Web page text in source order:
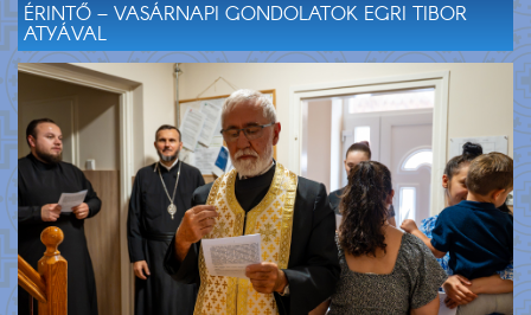
ÉRINTŐ – VASÁRNAPI GONDOLATOK EGRI TIBOR
ATYÁVAL